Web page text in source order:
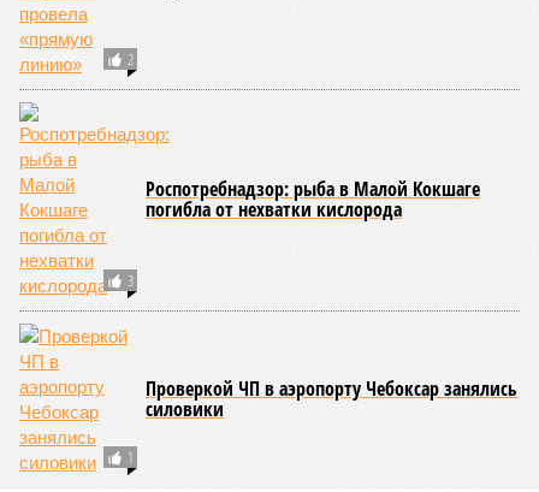
2
3
Роспотребнадзор: рыба в Малой Кокшаге
погибла от нехватки кислорода
1
Проверкой ЧП в аэропорту Чебоксар занялись
силовики